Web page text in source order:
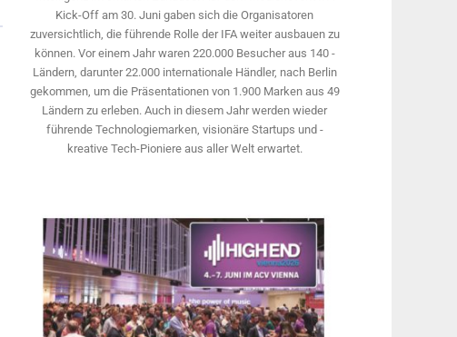
Kick-Off am 30. Juni gaben sich die Organisatoren
zuversichtlich, die führende Rolle der IFA weiter ausbauen zu
können. Vor einem Jahr ­waren 220.000 Besucher aus 140 ­
Ländern, ­darunter 22.000 internationale Händler, nach Berlin
gekommen, um die Präsen­tationen von 1.900 Marken aus 49
Ländern zu erleben. Auch in diesem Jahr werden wieder
führende Technologiemarken, visionäre Startups und ­
kreative Tech-Pioniere aus aller Welt erwartet.